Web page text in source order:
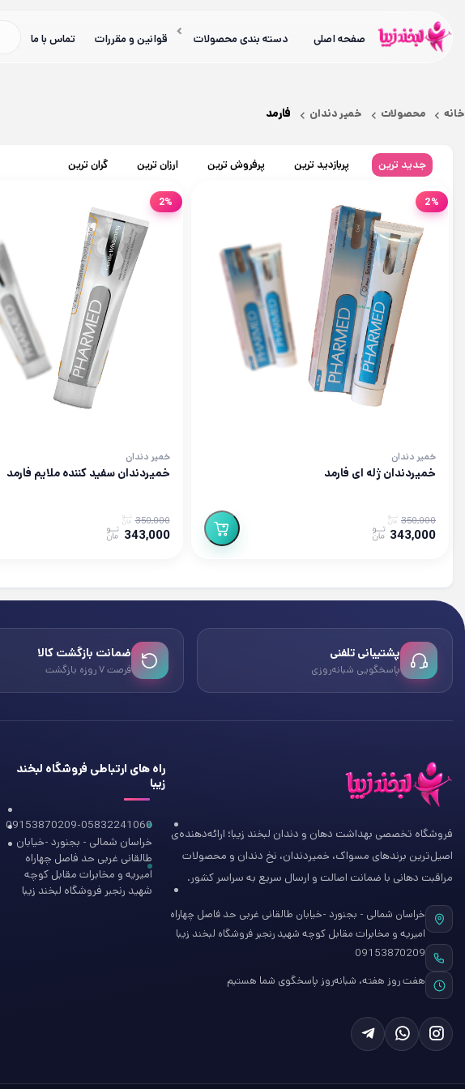
صفحه اصلی دسته بندی محصولات قوانین و مقررات تماس با ما
خانه محصولات خمیر دندان فارمد
جدید ترین پربازدید ترین پرفروش ترین ارزان ترین گران ترین
2%
خمیر دندان
خمیردندان ژله ای فارمد
350,000
343,000
2%
خمیر دندان
خمیردندان سفید کننده ملایم فارمد
350,000
343,000
پشتیبانی تلفنی
پاسخگویی شبانه‌روزی
ضمانت بازگشت کالا
فرصت ۷ روزه بازگشت
فروشگاه تخصصی بهداشت دهان و دندان لبخند زیبا؛ ارائه‌دهنده‌ی
اصیل‌ترین برندهای مسواک، خمیردندان، نخ دندان و محصولات
مراقبت دهانی با ضمانت اصالت و ارسال سریع به سراسر کشور.
خراسان شمالی - بجنورد -خیابان طالقانی غربی حد فاصل چهاراه
امیریه و مخابرات مقابل کوچه شهید رنجبر فروشگاه لبخند زیبا
09153870209
هفت روز هفته، شبانه‌روز پاسخگوی شما هستیم
راه های ارتباطی فروشگاه لبخند
زیبا
09153870209-05832241060
خراسان شمالی - بجنورد -خیابان
طالقانی غربی حد فاصل چهاراه
امیریه و مخابرات مقابل کوچه
شهید رنجبر فروشگاه لبخند زیبا